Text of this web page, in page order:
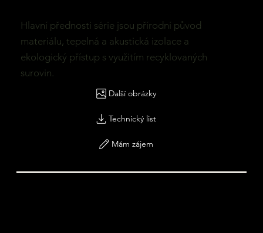
Hlavní přednosti série jsou přírodní původ
materiálu, tepelná a akustická izolace a
ekologický přístup s využitím recyklovaných
surovin.
Další obrázky
Technický list
Mám zájem